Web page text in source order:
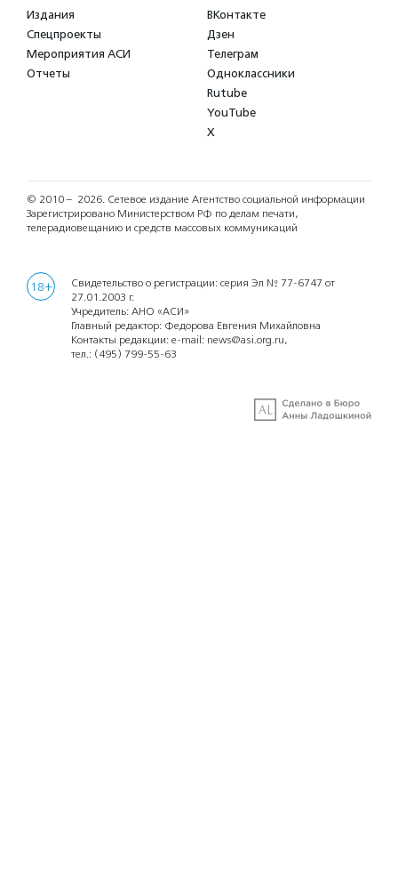
Издания
Спецпроекты
Мероприятия АСИ
Отчеты
ВКонтакте
Дзен
Телеграм
Одноклассники
Rutube
YouTube
X
© 2010 – 2026. Сетевое издание Агентство социальной информации
Зарегистрировано Министерством РФ по делам печати,
телерадиовещанию и средств массовых коммуникаций
18+
Свидетельство о регистрации: серия Эл № 77-6747 от
27.01.2003 г.
Учредитель: АНО «АСИ»
Главный редактор: Федорова Евгения Михайловна
Контакты редакции: e-mail: news@asi.org.ru,
тел.: (495) 799-55-63